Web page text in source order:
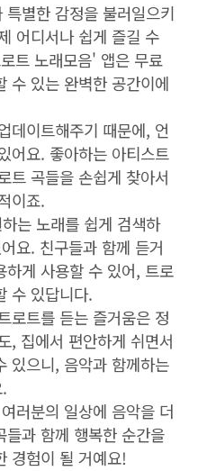
별한 감정을 불러일으키
어디서나 쉽게 즐길 수
트 노래모음' 앱은 무료
수 있는 완벽한 공간이에
데이트해주기 때문에, 언
어요. 좋아하는 아티스트
트 곡들을 손쉽게 찾아서
이죠.
는 노래를 쉽게 검색하
요. 친구들과 함께 듣거
하게 사용할 수 있어, 트로
수 있답니다.
로트를 듣는 즐거움은 정
, 집에서 편안하게 쉬면서
있으니, 음악과 함께하는
러분의 일상에 음악을 더
과 함께 행복한 순간을
경험이 될 거예요!